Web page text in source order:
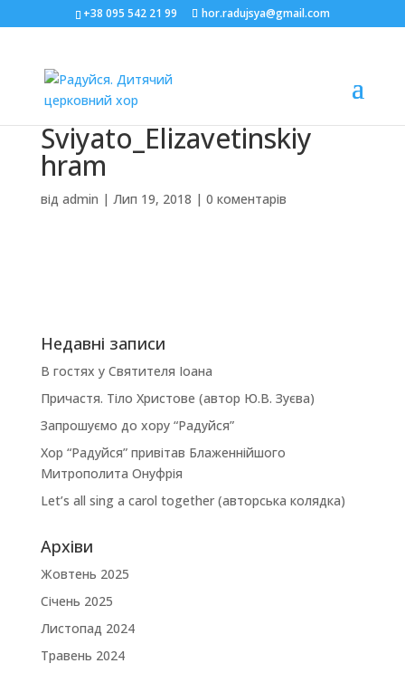
+38 095 542 21 99 hor.radujsya@gmail.com
Sviyato_Elizavetinskiy
hram
від admin | Лип 19, 2018 | 0 коментарів
Недавні записи
В гостях у Святителя Іоана
Причастя. Тіло Христове (автор Ю.В. Зуєва)
Запрошуємо до хору “Радуйся”
Хор “Радуйся” привітав Блаженнійшого
Митрополита Онуфрія
Let’s all sing a carol together (авторська колядка)
Архіви
Жовтень 2025
Січень 2025
Листопад 2024
Травень 2024